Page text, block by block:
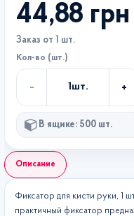
Описание
Фиксатор для кисти руки, 1
практичный фиксатор
44,88 грн
Заказ от 1 шт.
Кол-во (шт.)
-
во
1шт. +
В ящике: 500 шт.